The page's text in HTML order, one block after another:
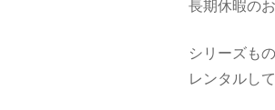
長期休暇の
シリーズも
レンタルし